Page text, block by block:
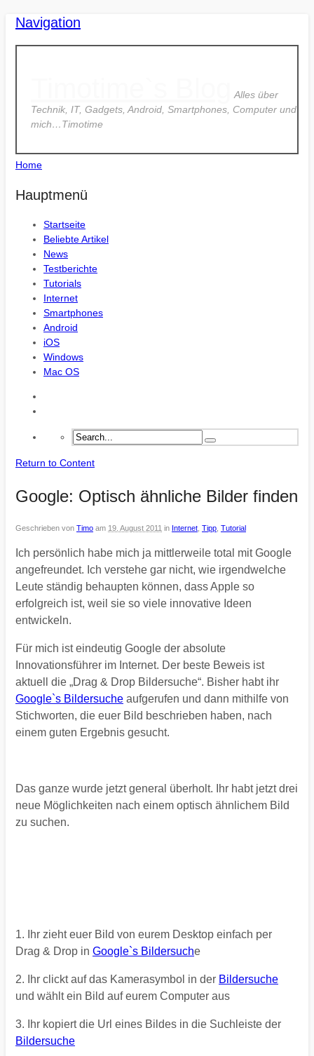
Navigation
Alles über
Technik, IT, Gadgets, Android, Smartphones, Computer und
mich…Timotime
Home
Hauptmenü
Startseite
Beliebte Artikel
News
Testberichte
Tutorials
Internet
Smartphones
Android
iOS
Windows
Mac OS
Return to Content
Google: Optisch ähnliche Bilder finden
Geschrieben von Timo am 19. August 2011 in Internet Tipp Tutorial
Ich persönlich habe mich ja mittlerweile total mit Google
angefreundet. Ich verstehe gar nicht, wie irgendwelche
Leute ständig behaupten können, dass Apple so
erfolgreich ist, weil sie so viele innovative Ideen
entwickeln.
Für mich ist eindeutig Google der absolute
Innovationsführer im Internet. Der beste Beweis ist
aktuell die „Drag & Drop Bildersuche“. Bisher habt ihr
Google`s Bildersuche aufgerufen und dann mithilfe von
Stichworten, die euer Bild beschrieben haben, nach
einem guten Ergebnis gesucht.
Das ganze wurde jetzt general überholt. Ihr habt jetzt drei
neue Möglichkeiten nach einem optisch ähnlichem Bild
zu suchen.
1. Ihr zieht euer Bild von eurem Desktop einfach per
Drag & Drop in Google`s Bildersuche
2. Ihr clickt auf das Kamerasymbol in der Bildersuche
und wählt ein Bild auf eurem Computer aus
3. Ihr kopiert die Url eines Bildes in die Suchleiste der
Bildersuche